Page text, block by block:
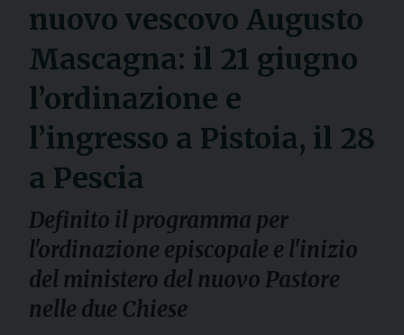
nuovo vescovo Augusto
Mascagna: il 21 giugno
l’ordinazione e
l’ingresso a Pistoia, il 28
a Pescia
Definito il programma per
l'ordinazione episcopale e l'inizio
del ministero del nuovo Pastore
nelle due Chiese